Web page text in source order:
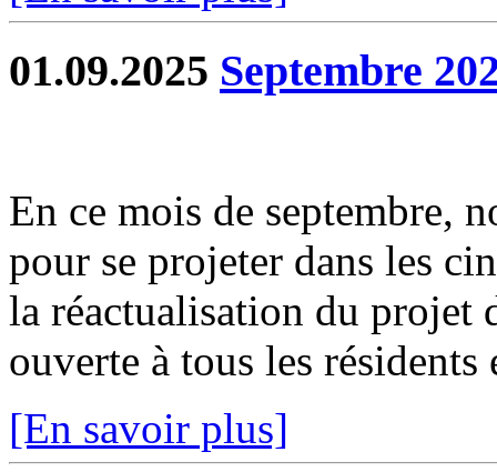
01.09.2025 Septembre
En ce mois de septembre,
pour se projeter dans les
la réactualisation du projet
ouverte à tous les résidents
[En savoir plus]